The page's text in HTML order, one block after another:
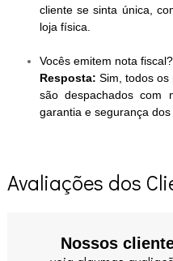
cliente se sinta única,
loja física.
Vocês emitem nota fiscal?
Resposta:Sim, todos
são despachados com
garantia e segurança dos
Avaliações dos
Nossos